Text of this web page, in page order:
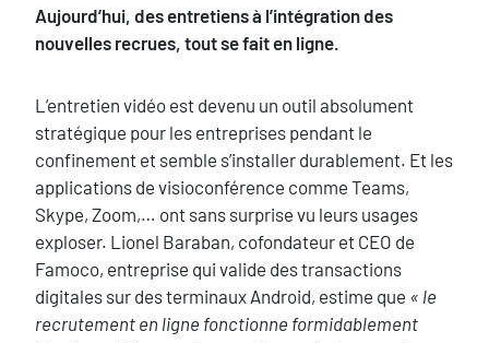
Aujourd’hui, des entretiens à l’intégration des
nouvelles recrues, tout se fait en ligne.
L’entretien vidéo est devenu un outil absolument
stratégique pour les entreprises pendant le
confinement et semble s’installer durablement. Et les
applications de visioconférence comme Teams,
Skype, Zoom,… ont sans surprise vu leurs usages
exploser. Lionel Baraban, cofondateur et CEO de
Famoco, entreprise qui valide des transactions
digitales sur des terminaux Android, estime que « le
recrutement en ligne fonctionne formidablement